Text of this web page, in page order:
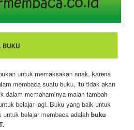
BUKU
untuk memaksakan anak, karena
membaca suatu buku, itu tidak akan
dalam memahaminya malah tambah
belajar lagi. Buku yang baik untuk
untuk belajar membaca adalahbuku